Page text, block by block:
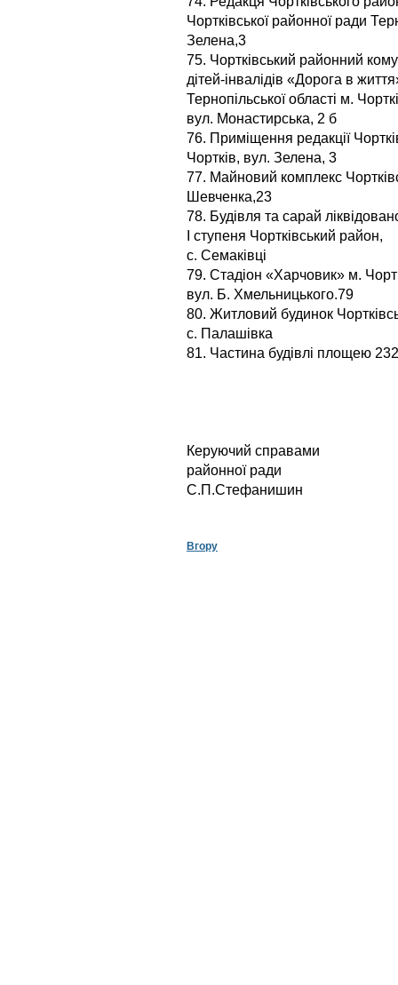
Чортківської районної ради
Зелена,3
75. Чортківський районний
дітей-інвалідів «Дорога в
Тернопільської області м.
вул. Монастирська, 2 б
76. Приміщення редакції
Чортків, вул. Зелена, 3
77. Майновий комплекс
Шевченка,23
78. Будівля та сарай
І ступеня Чортківський район,
с. Семаківці
79. Стадіон «Харчовик» м.
вул. Б. Хмельницького.79
80. Житловий будинок
с. Палашівка
81. Частина будівлі площею
Керуючий справами
С.П.Стефанишин
Вгору